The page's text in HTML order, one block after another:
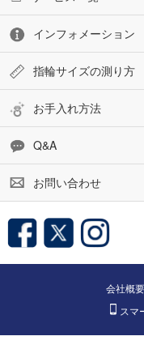
インフォメーション
指輪サイズの測り方
お手入れ方法
Q&A
お問い合わせ
会社概要
スマ